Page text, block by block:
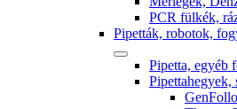
PCR fülkék,
Pipetták, robotok,
Pipetta, egyéb
Pipettahegyek,